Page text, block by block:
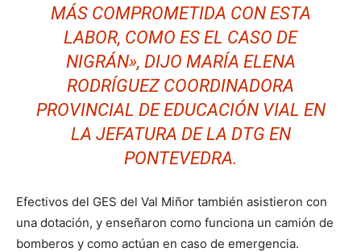
MÁS COMPROMETIDA CON ESTA
LABOR, COMO ES EL CASO DE
NIGRÁN», DIJO MARÍA ELENA
RODRÍGUEZ COORDINADORA
PROVINCIAL DE EDUCACIÓN VIAL EN
LA JEFATURA DE LA DTG EN
PONTEVEDRA.
Efectivos del GES del Val Miñor también asistieron con
una dotación, y enseñaron como funciona un camión de
bomberos y como actúan en caso de emergencia.